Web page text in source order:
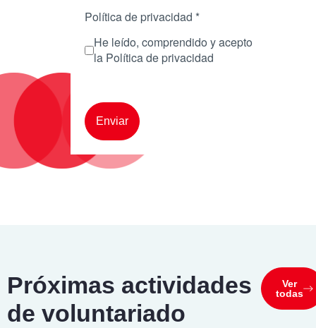
Política de privacidad *
He leído, comprendido y acepto
la Política de privacidad
Próximas actividades
de voluntariado
Ver
todas